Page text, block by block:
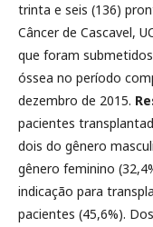
trinta e seis (136)
Câncer de Cascavel,
que foram
óssea no período
dezembro de 2015.
pacientes
dois do gênero
gênero feminino
indicação para
pacientes (45,6%).